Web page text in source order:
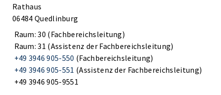
Rathaus
06484 Quedlinburg
Raum: 30 (Fachbereichsleitung)
Raum: 31 (Assistenz der Fachbereichsleitung)
+49 3946 905-550 (Fachbereichsleitung)
+49 3946 905-551 (Assistenz der Fachbereichsleitung)
+49 3946 905-9551